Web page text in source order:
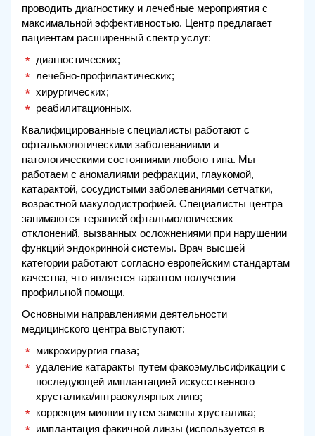
проводить диагностику и лечебные мероприятия с
максимальной эффективностью. Центр предлагает
пациентам расширенный спектр услуг:
диагностических;
лечебно-профилактических;
хирургических;
реабилитационных.
Квалифицированные специалисты работают с
офтальмологическими заболеваниями и
патологическими состояниями любого типа. Мы
работаем с аномалиями рефракции, глаукомой,
катарактой, сосудистыми заболеваниями сетчатки,
возрастной макулодистрофией. Специалисты центра
занимаются терапией офтальмологических
отклонений, вызванных осложнениями при нарушении
функций эндокринной системы. Врач высшей
категории работают согласно европейским стандартам
качества, что является гарантом получения
профильной помощи.
Основными направлениями деятельности
медицинского центра выступают:
микрохирургия глаза;
удаление катаракты путем факоэмульсификации с
последующей имплантацией искусственного
хрусталика/интраокулярных линз;
коррекция миопии путем замены хрусталика;
имплантация факичной линзы (используется в